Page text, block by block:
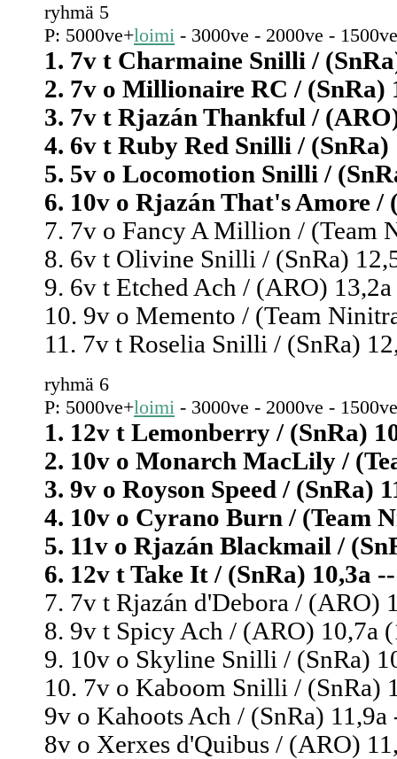
ryhmä 5
P: 5000ve+loimi - 3000ve - 2000ve -
1. 7v t Charmaine Snilli /
2. 7v o Millionaire RC / (SnRa)
3. 7v t Rjazán Thankful /
4. 6v t Ruby Red Snilli / (SnRa)
5. 5v o Locomotion Snilli /
6. 10v o Rjazán That's Amore
7. 7v o Fancy A Million / (Team
8. 6v t Olivine Snilli / (SnRa)
9. 6v t Etched Ach / (ARO)
10. 9v o Memento / (Team
11. 7v t Roselia Snilli / (SnRa)
ryhmä 6
P: 5000ve+loimi - 3000ve - 2000ve -
1. 12v t Lemonberry / (SnRa)
2. 10v o Monarch MacLily /
3. 9v o Royson Speed / (SnRa)
4. 10v o Cyrano Burn / (Team
5. 11v o Rjazán Blackmail /
6. 12v t Take It / (SnRa) 10,3a
7. 7v t Rjazán d'Debora / (ARO)
8. 9v t Spicy Ach / (ARO) 10,7a
9. 10v o Skyline Snilli / (SnRa)
10. 7v o Kaboom Snilli / (SnRa)
9v o Kahoots Ach / (SnRa) 11,9a
8v o Xerxes d'Quibus / (ARO)